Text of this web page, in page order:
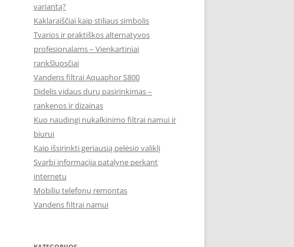
variantą?
Kaklaraiščiai kaip stiliaus simbolis
Tvarios ir praktiškos alternatyvos
profesionalams – Vienkartiniai
rankšluosčiai
Vandens filtrai Aquaphor S800
Didelis vidaus durų pasirinkimas –
rankenos ir dizainas
Kuo naudingi nukalkinimo filtrai namui ir
biurui
Kaip išsirinkti geriausią pelėsio valiklį
Svarbi informacija patalyne perkant
internetu
Mobilių telefonų remontas
Vandens filtrai namui